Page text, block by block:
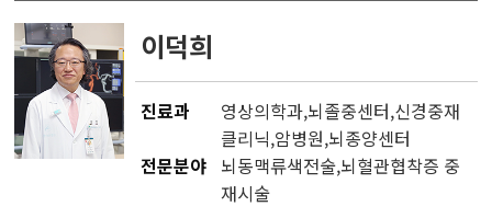
이덕희
진료과 영상의학과,뇌졸중센터,신경중재
클리닉,암병원,뇌종양센터
전문분야 뇌동맥류색전술,뇌혈관협착증 중
재시술